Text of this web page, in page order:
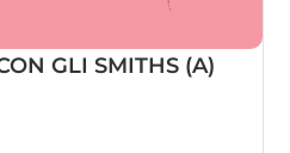
GLI SMITHS (A)